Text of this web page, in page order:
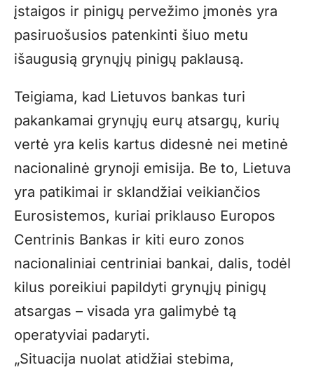
įstaigos ir pinigų pervežimo įmonės yra
pasiruošusios patenkinti šiuo metu
išaugusią grynųjų pinigų paklausą.
Teigiama, kad Lietuvos bankas turi
pakankamai grynųjų eurų atsargų, kurių
vertė yra kelis kartus didesnė nei metinė
nacionalinė grynoji emisija. Be to, Lietuva
yra patikimai ir sklandžiai veikiančios
Eurosistemos, kuriai priklauso Europos
Centrinis Bankas ir kiti euro zonos
nacionaliniai centriniai bankai, dalis, todėl
kilus poreikiui papildyti grynųjų pinigų
atsargas – visada yra galimybė tą
operatyviai padaryti.
„Situacija nuolat atidžiai stebima,